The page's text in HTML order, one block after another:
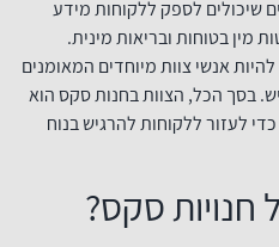
שיכולים לספק ללקוחות מידע
מין בטוחות ובריאות מינית.
אנשי צוות מיוחדים המאומנים
בסך הכל, הצוות בחנות סקס הוא
לעזור ללקוחות להרגיש בנוח
חנויות סקס?